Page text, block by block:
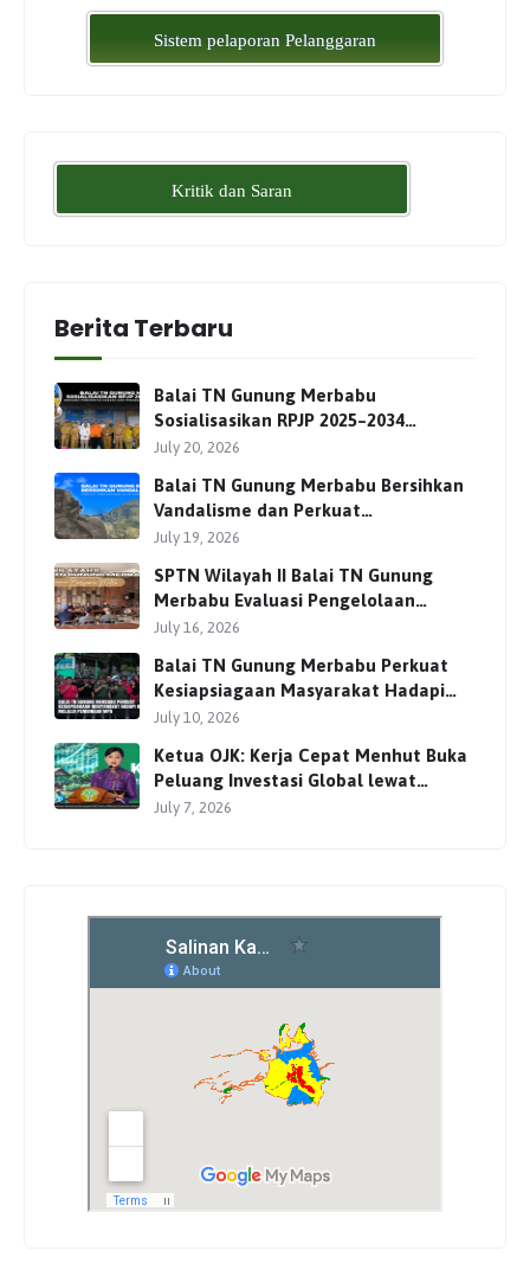
Sistem pelaporan Pelanggaran
Kritik dan Saran
Berita Terbaru
Balai TN Gunung Merbabu
Sosialisasikan RPJP 2025–2034
Bersama Para Pemangku
July 20, 2026
Balai TN Gunung Merbabu Bersihkan
Vandalisme dan Perkuat
Pengamanan Jalur Pendakian
July 19, 2026
SPTN Wilayah II Balai TN Gunung
Merbabu Evaluasi Pengelolaan
Wisata Pendakian Bersama Mitra
July 16, 2026
Balai TN Gunung Merbabu Perkuat
Kesiapsiagaan Masyarakat Hadapi
Karhutla Melalui Pembinaan MPA
July 10, 2026
Ketua OJK: Kerja Cepat Menhut Buka
Peluang Investasi Global lewat
Perdagangan Karbon
July 7, 2026